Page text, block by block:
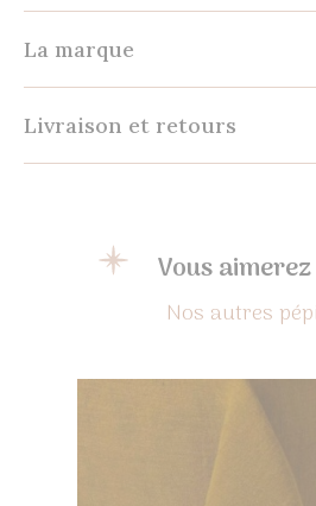
La marque
Livraison et retours
Vous